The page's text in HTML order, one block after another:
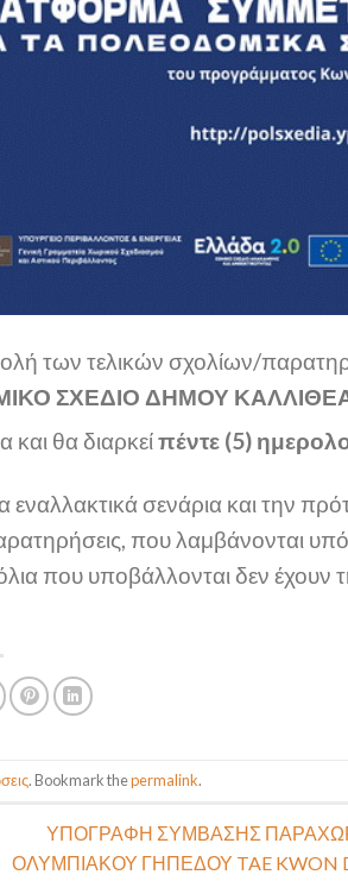
των τελικών σχολίων/
ΣΧΕΔΙΟ ΔΗΜΟΥ
και θα διαρκείπέντε (5)
εναλλακτικά σενάρια και την
που λαμβάνονται
που υποβάλλονται δεν έχουν
. Bookmark thepermalink.
ΥΠΟΓΡΑΦΗ ΣΥΜΒΑΣΗΣ
ΟΛΥΜΠΙΑΚΟΥ ΓΗΠΕΔΟΥ TAE KWON